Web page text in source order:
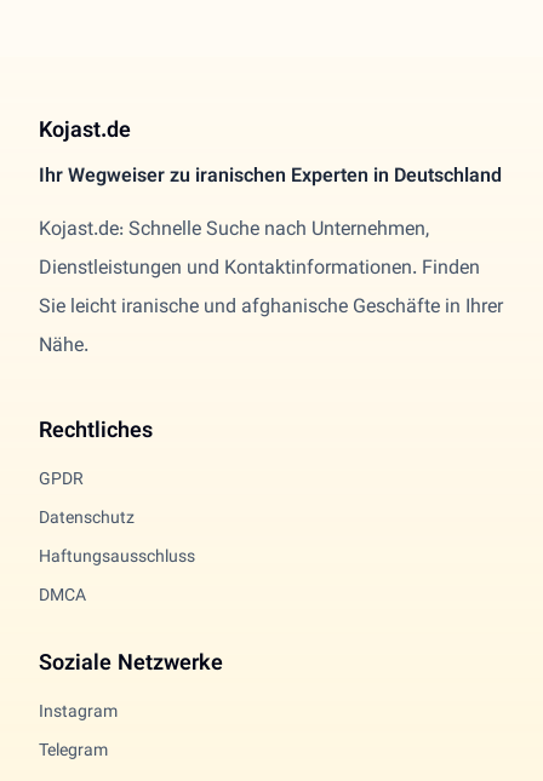
Kojast.de
Ihr Wegweiser zu iranischen Experten in Deutschland
Kojast.de: Schnelle Suche nach Unternehmen,
Dienstleistungen und Kontaktinformationen. Finden
Sie leicht iranische und afghanische Geschäfte in Ihrer
Nähe.
Rechtliches
GPDR
Datenschutz
Haftungsausschluss
DMCA
Soziale Netzwerke
Instagram
Telegram